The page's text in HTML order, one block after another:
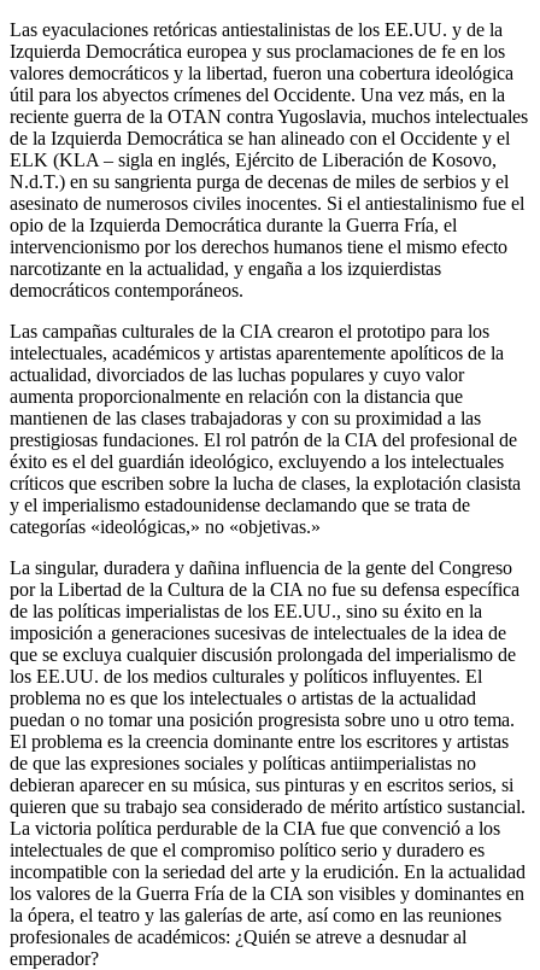
Las eyaculaciones retóricas antiestalinistas de los EE.UU. y de la
Izquierda Democrática europea y sus proclamaciones de fe en los
valores democráticos y la libertad, fueron una cobertura ideológica
útil para los abyectos crímenes del Occidente. Una vez más, en la
reciente guerra de la OTAN contra Yugoslavia, muchos intelectuales
de la Izquierda Democrática se han alineado con el Occidente y el
ELK (KLA – sigla en inglés, Ejército de Liberación de Kosovo,
N.d.T.) en su sangrienta purga de decenas de miles de serbios y el
asesinato de numerosos civiles inocentes. Si el antiestalinismo fue el
opio de la Izquierda Democrática durante la Guerra Fría, el
intervencionismo por los derechos humanos tiene el mismo efecto
narcotizante en la actualidad, y engaña a los izquierdistas
democráticos contemporáneos.
Las campañas culturales de la CIA crearon el prototipo para los
intelectuales, académicos y artistas aparentemente apolíticos de la
actualidad, divorciados de las luchas populares y cuyo valor
aumenta proporcionalmente en relación con la distancia que
mantienen de las clases trabajadoras y con su proximidad a las
prestigiosas fundaciones. El rol patrón de la CIA del profesional de
éxito es el del guardián ideológico, excluyendo a los intelectuales
críticos que escriben sobre la lucha de clases, la explotación clasista
y el imperialismo estadounidense declamando que se trata de
categorías «ideológicas,» no «objetivas.»
La singular, duradera y dañina influencia de la gente del Congreso
por la Libertad de la Cultura de la CIA no fue su defensa específica
de las políticas imperialistas de los EE.UU., sino su éxito en la
imposición a generaciones sucesivas de intelectuales de la idea de
que se excluya cualquier discusión prolongada del imperialismo de
los EE.UU. de los medios culturales y políticos influyentes. El
problema no es que los intelectuales o artistas de la actualidad
puedan o no tomar una posición progresista sobre uno u otro tema.
El problema es la creencia dominante entre los escritores y artistas
de que las expresiones sociales y políticas antiimperialistas no
debieran aparecer en su música, sus pinturas y en escritos serios, si
quieren que su trabajo sea considerado de mérito artístico sustancial.
La victoria política perdurable de la CIA fue que convenció a los
intelectuales de que el compromiso político serio y duradero es
incompatible con la seriedad del arte y la erudición. En la actualidad
los valores de la Guerra Fría de la CIA son visibles y dominantes en
la ópera, el teatro y las galerías de arte, así como en las reuniones
profesionales de académicos: ¿Quién se atreve a desnudar al
emperador?